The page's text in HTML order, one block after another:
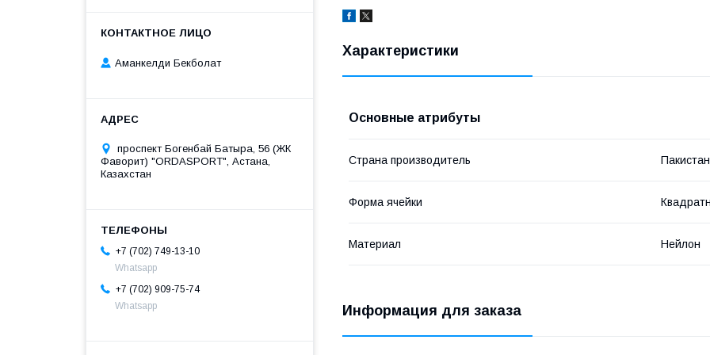
Характеристики
Основные атрибуты
Страна производитель Пакистан
Форма ячейки
Материал Нейлон
Информация для заказа
Аманкелди Бекболат
проспект Богенбай Батыра, 56 (ЖК
Фаворит) "ORDASPORT", Астана,
Казахстан
+7 (702) 749-13-10
Whatsapp
+7 (702) 909-75-74
Whatsapp